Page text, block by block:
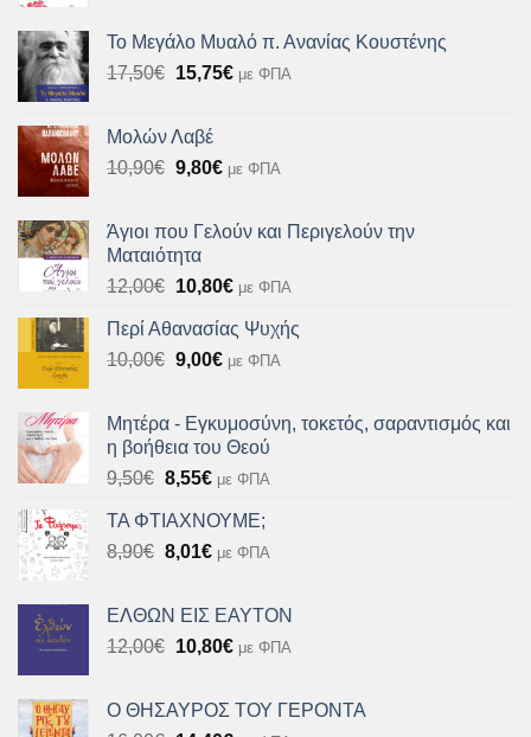
10,90€.είναι:
9,81€.
Το Μεγάλο Μυαλό π. Ανανίας Κουστένης
17,50€ Original
17,50€.
15,75€Η
15,75€.
με ΦΠΑ
Μολών Λαβέ
10,90€ Original
10,90€.
9,80€Η
είναι:
με ΦΠΑ
Άγιοι που Γελούν και Περιγελούν την
Ματαιότητα
12,00€ Original
was:
12,00€.
10,80€Η
τιμή
είναι:
με ΦΠΑ
Περί Αθανασίας Ψυχής
10,00€ Original
10,00€.
9,00€Η
είναι:
9,00€.
με ΦΠΑ
Μητέρα - Εγκυμοσύνη, τοκετός, σαραντισμός και
η βοήθεια του Θεού
9,50€ Original
was:
9,50€.
8,55€Η
τιμή
είναι:
με ΦΠΑ
ΤΑ ΦΤΙΑΧΝΟΥΜΕ;
8,90€ Original
8,90€.
8,01€Η
είναι:
8,01€.
με ΦΠΑ
ΕΛΘΩΝ ΕΙΣ ΕΑΥΤΟΝ
12,00€ Original
12,00€.
10,80€Η
είναι:
με ΦΠΑ
Ο ΘΗΣΑΥΡΟΣ ΤΟΥ ΓΕΡΟΝΤΑ